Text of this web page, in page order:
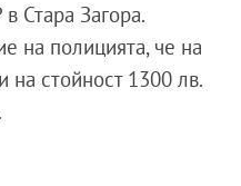
Стара Загора.
на полицията, че на
на стойност 1300 лв.